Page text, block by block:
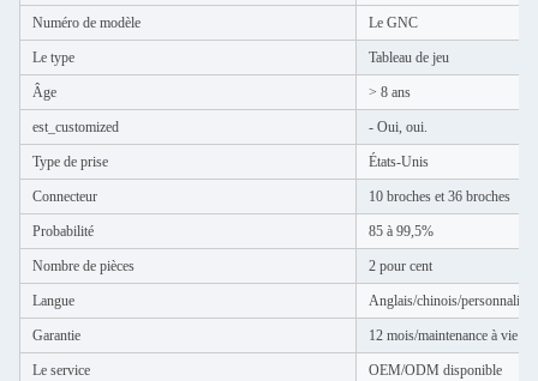
Numéro de modèle Le GNC
Le type Tableau de jeu
Âge > 8 ans
est_customized - Oui, oui.
Type de prise États-Unis
Connecteur 10 broches et 36 broches
Probabilité 85 à 99,5%
Nombre de pièces 2 pour cent
Langue Anglais/chinois/personnalisé
Garantie 12 mois/maintenance à vie
Le service OEM/ODM disponible